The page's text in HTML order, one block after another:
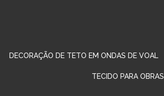
DECORAÇÃO DE TETO EM ONDAS DE VOAL
TECIDO PARA OBRAS